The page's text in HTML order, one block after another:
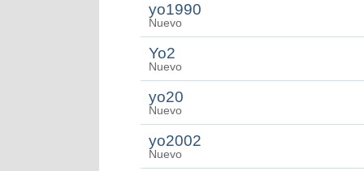
yo1990
Nuevo
Yo2
Nuevo
yo20
Nuevo
yo2002
Nuevo